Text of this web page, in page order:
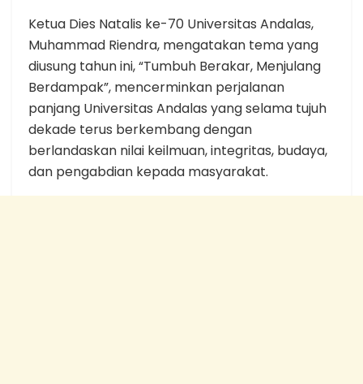
Ketua Dies Natalis ke-70 Universitas Andalas,
Muhammad Riendra, mengatakan tema yang
diusung tahun ini, “Tumbuh Berakar, Menjulang
Berdampak”, mencerminkan perjalanan
panjang Universitas Andalas yang selama tujuh
dekade terus berkembang dengan
berlandaskan nilai keilmuan, integritas, budaya,
dan pengabdian kepada masyarakat.